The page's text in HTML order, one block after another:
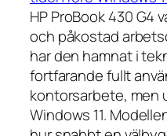
HP ProBook 430 G4
och påkostad
har den hamnat i
fortfarande fullt
kontorsarbete, men
Windows 11.